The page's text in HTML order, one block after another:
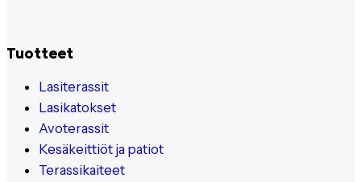
Tuotteet
Lasiterassit
Lasikatokset
Avoterassit
Kesäkeittiöt ja patiot
Terassikaiteet